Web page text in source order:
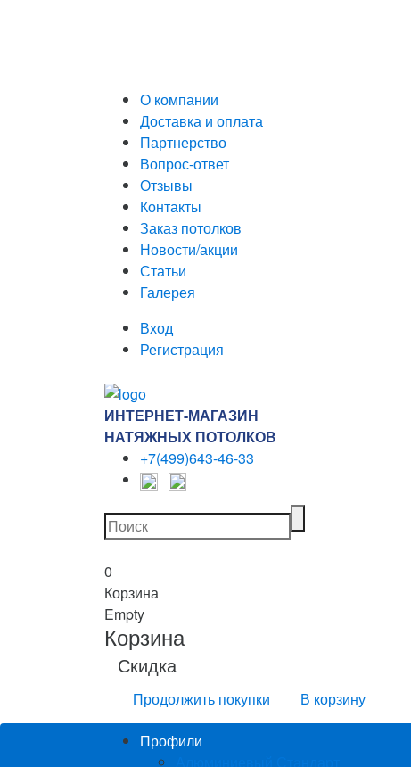
О компании
Доставка и оплата
Партнерство
Вопрос-ответ
Отзывы
Контакты
Заказ потолков
Новости/акции
Статьи
Галерея
Вход
Регистрация
ИНТЕРНЕТ-МАГАЗИН
НАТЯЖНЫХ ПОТОЛКОВ
+7(499)643-46-33
0
Корзина
Empty
Корзина
Скидка
Продолжить покупки
В корзину
Профили